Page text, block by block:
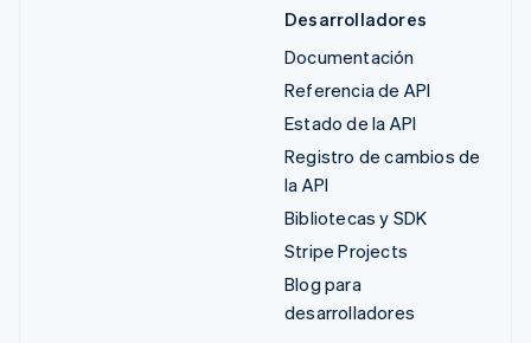
Desarrolladores
Documentación
Referencia de API
Estado de la API
Registro de cambios de
la API
Bibliotecas y SDK
Stripe Projects
Blog para
desarrolladores